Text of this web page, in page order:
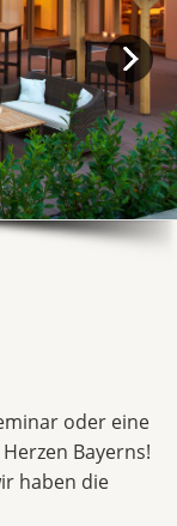
oder eine
Bayerns!
haben die